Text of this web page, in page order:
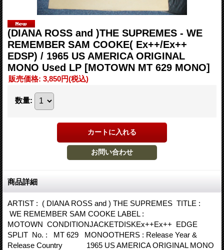
(DIANA ROSS and )THE SUPREMES - WE
REMEMBER SAM COOKE( Ex++/Ex++
EDSP) / 1965 US AMERICA ORIGINAL
MONO Used LP [MOTOWN MT 629 MONO]
販売価格: 3,850円(税込)
数量:
商品詳細
ARTIST : ( DIANA ROSS and ) THE SUPREMES TITLE :
WE REMEMBER SAM COOKE LABEL :
MOTOWN CONDITIONJACKETDISKEx++Ex++ EDGE
SPLIT No. : MT 629 MONOOTHERS : Release Year &
Release Country 1965 US AMERICA ORIGINAL MONO